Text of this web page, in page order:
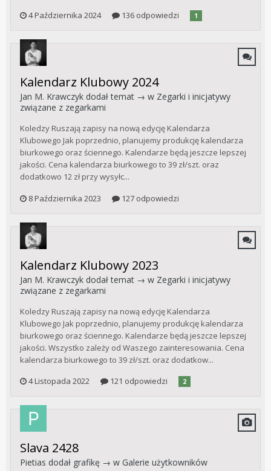
4 Października 2024
136 odpowiedzi 1
Kalendarz Klubowy 2024
Jan M. Krawczyk dodał temat → w Zegarki i inicjatywy
związane z zegarkami
Koledzy Ruszają zapisy na nową edycję Kalendarza
Klubowego Jak poprzednio, planujemy produkcję kalendarza
biurkowego oraz ściennego. Kalendarze będą jeszcze lepszej
jakości. Cena kalendarza biurkowego to 39 zł/szt. oraz
dodatkowo 12 zł przy wysyłc...
8 Października 2023
127 odpowiedzi
Kalendarz Klubowy 2023
Jan M. Krawczyk dodał temat → w Zegarki i inicjatywy
związane z zegarkami
Koledzy Ruszają zapisy na nową edycję Kalendarza
Klubowego Jak poprzednio, planujemy produkcję kalendarza
biurkowego oraz ściennego. Kalendarze będą jeszcze lepszej
jakości. Wszystko zależy od Waszego zainteresowania. Cena
kalendarza biurkowego to 39 zł/szt. oraz dodatkow...
4 Listopada 2022
121 odpowiedzi 2
Slava 2428
Pietias dodał grafikę → w Galerie użytkowników